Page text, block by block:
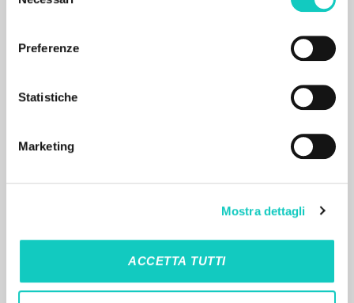
Preferenze
Statistiche
Marketing
Mostra dettagli
ACCETTA TUTTI